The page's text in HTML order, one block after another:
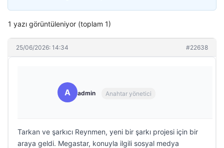
1 yazı görüntüleniyor (toplam 1)
25/06/2026: 14:34 #22638
A admin Anahtar yönetici
Tarkan ve şarkıcı Reynmen, yeni bir şarkı projesi için bir
araya geldi. Megastar, konuyla ilgili sosyal medya